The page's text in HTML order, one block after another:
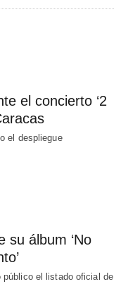
el concierto ‘2
el despliegue
su álbum ‘No
público el listado oficial de